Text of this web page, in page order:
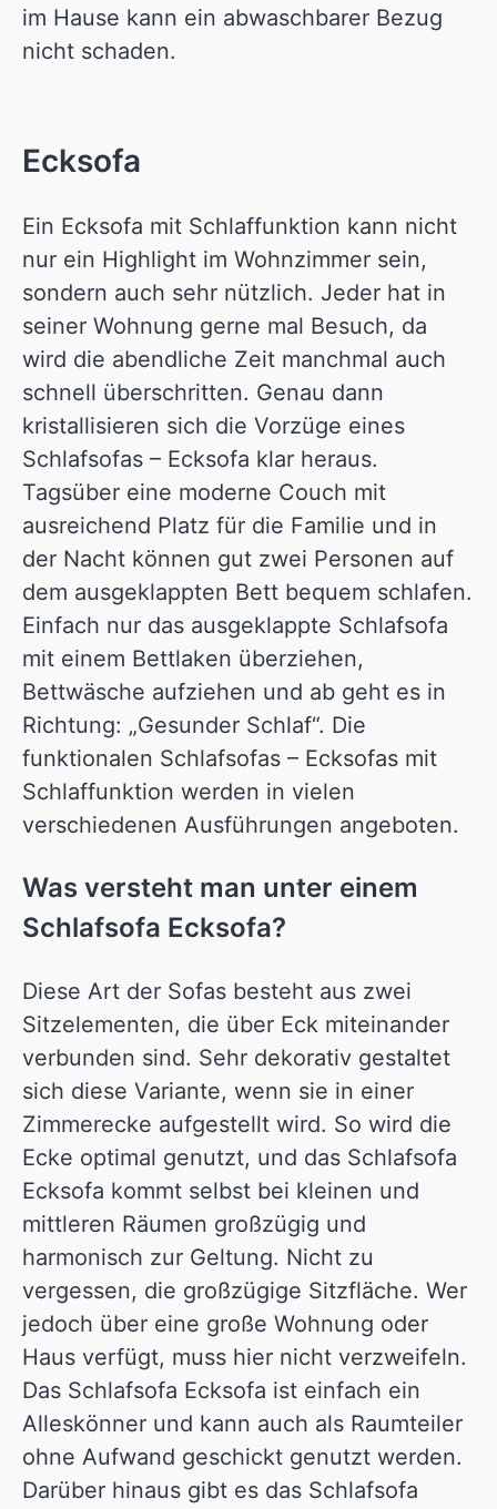
im Hause kann ein abwaschbarer Bezug
nicht schaden.
Ecksofa
Ein Ecksofa mit Schlaffunktion kann nicht
nur ein Highlight im Wohnzimmer sein,
sondern auch sehr nützlich. Jeder hat in
seiner Wohnung gerne mal Besuch, da
wird die abendliche Zeit manchmal auch
schnell überschritten. Genau dann
kristallisieren sich die Vorzüge eines
Schlafsofas – Ecksofa klar heraus.
Tagsüber eine moderne Couch mit
ausreichend Platz für die Familie und in
der Nacht können gut zwei Personen auf
dem ausgeklappten Bett bequem schlafen.
Einfach nur das ausgeklappte Schlafsofa
mit einem Bettlaken überziehen,
Bettwäsche aufziehen und ab geht es in
Richtung: „Gesunder Schlaf“. Die
funktionalen Schlafsofas – Ecksofas mit
Schlaffunktion werden in vielen
verschiedenen Ausführungen angeboten.
Was versteht man unter einem
Schlafsofa Ecksofa?
Diese Art der Sofas besteht aus zwei
Sitzelementen, die über Eck miteinander
verbunden sind. Sehr dekorativ gestaltet
sich diese Variante, wenn sie in einer
Zimmerecke aufgestellt wird. So wird die
Ecke optimal genutzt, und das Schlafsofa
Ecksofa kommt selbst bei kleinen und
mittleren Räumen großzügig und
harmonisch zur Geltung. Nicht zu
vergessen, die großzügige Sitzfläche. Wer
jedoch über eine große Wohnung oder
Haus verfügt, muss hier nicht verzweifeln.
Das Schlafsofa Ecksofa ist einfach ein
Alleskönner und kann auch als Raumteiler
ohne Aufwand geschickt genutzt werden.
Darüber hinaus gibt es das Schlafsofa